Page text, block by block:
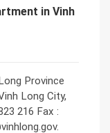
in Vinh
Province
Long City,
216 Fax :